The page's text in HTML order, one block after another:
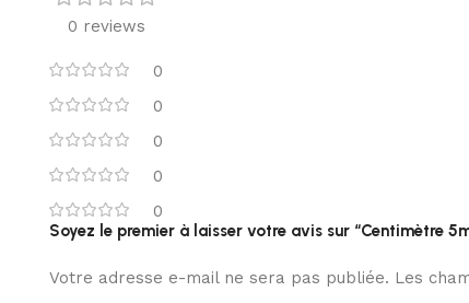
0 reviews
0
0
0
0
0
Soyez le premier à laisser votre avis sur “Centimètre 5m
Votre adresse e-mail ne sera pas publiée. Les